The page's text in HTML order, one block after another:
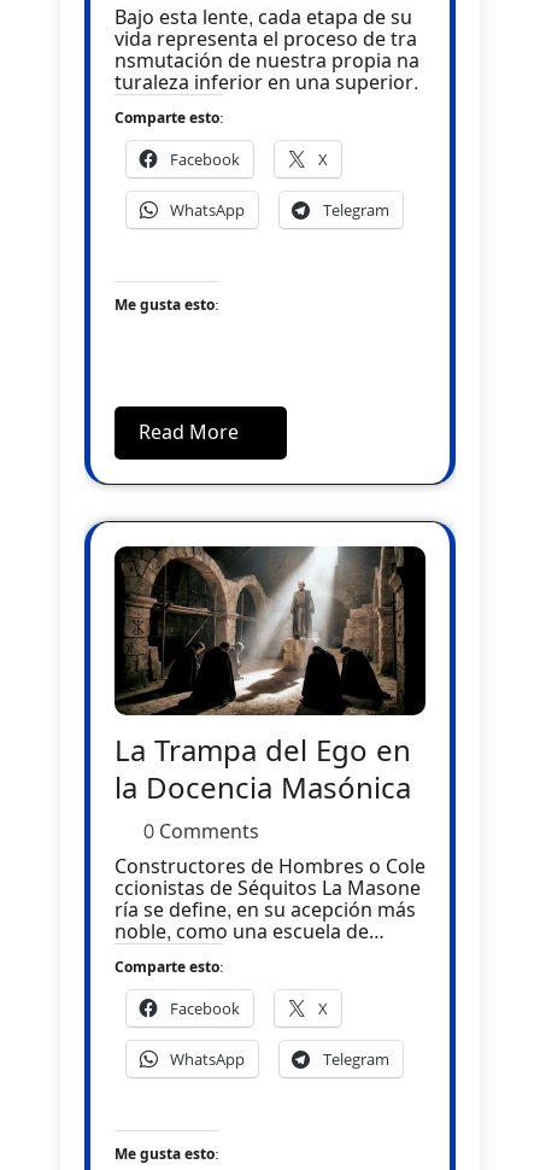
Bajo esta lente, cada etapa de su
vida representa el proceso de tra
nsmutación de nuestra propia na
turaleza inferior en una superior.
Comparte esto:
Facebook X
WhatsApp Telegram
Me gusta esto:
Read More
La Trampa del Ego en
la Docencia Masónica
0 Comments
Constructores de Hombres o Cole
ccionistas de Séquitos La Masone
ría se define, en su acepción más
noble, como una escuela de…
Comparte esto:
Facebook X
WhatsApp Telegram
Me gusta esto: